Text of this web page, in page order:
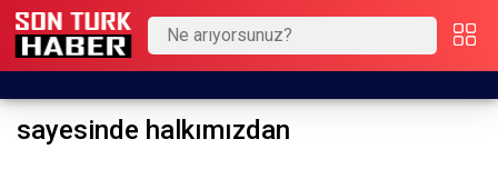
sayesinde halkımızdan